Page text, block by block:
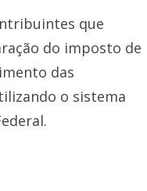
que
do imposto de
das
o sistema